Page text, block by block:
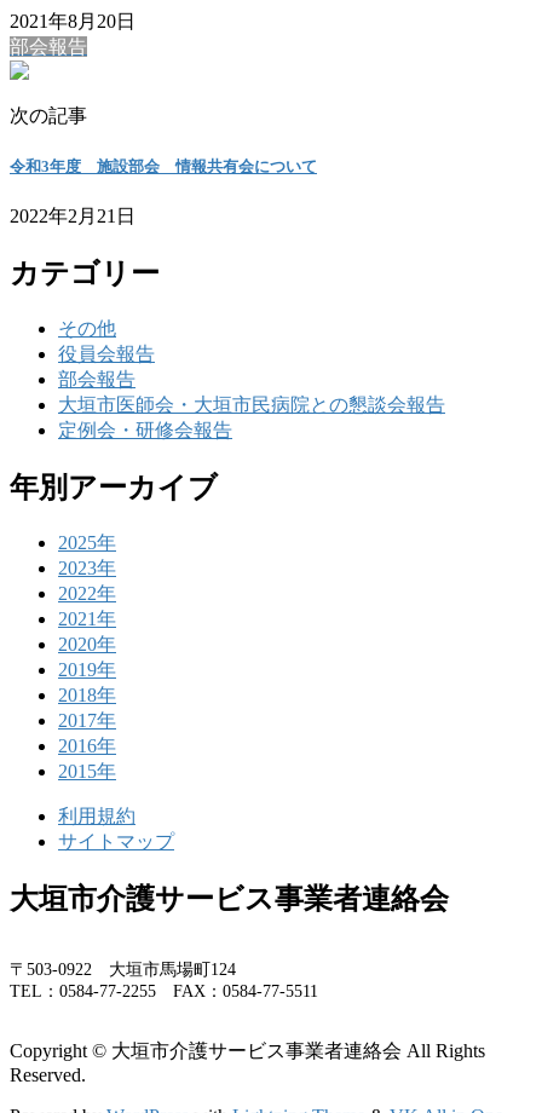
2021年8月20日
部会報告
次の記事
令和3年度 施設部会 情報共有会について
2022年2月21日
カテゴリー
その他
役員会報告
部会報告
大垣市医師会・大垣市民病院との懇談会報告
定例会・研修会報告
年別アーカイブ
2025年
2023年
2022年
2021年
2020年
2019年
2018年
2017年
2016年
2015年
利用規約
サイトマップ
大垣市介護サービス事業者連絡会
〒503-0922 大垣市馬場町124
TEL：0584-77-2255 FAX：0584-77-5511
Copyright © 大垣市介護サービス事業者連絡会 All Rights
Reserved.